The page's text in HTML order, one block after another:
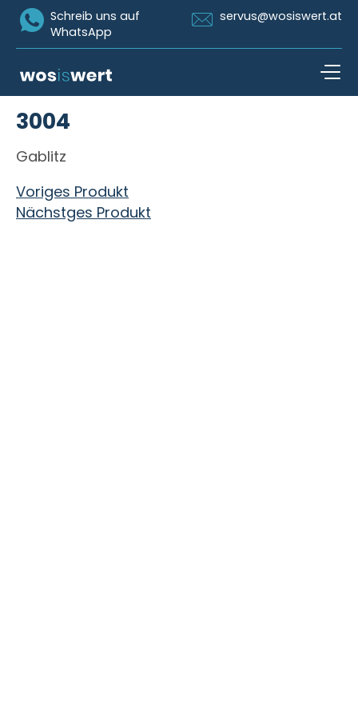
Icon Whatsapp
Schreib uns auf
WhatsApp
Icon Email
servus@wosiswert.at
3004
Gablitz
Beitragsnavigation
Voriges Produkt
Nächstges Produkt